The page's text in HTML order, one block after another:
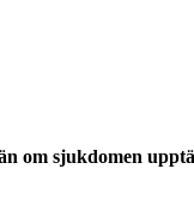
om sjukdomen